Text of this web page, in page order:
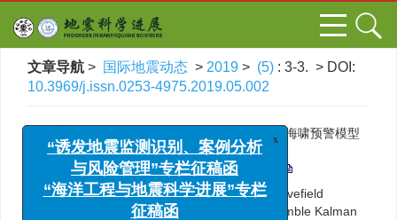
文章导航 > 国际地震动态 > 2019 > (5) : 3-3. > DOI:
10.3969/j.issn.0253-4975.2019.05.002
刘文浩, 编译. 斯坦福大学开发出新的海啸预警模型
[J]. 国际地震动态, 2019, (5): 3-3.
10.3969/j.issn.0253-4975.2019.05.002
Citation: Wenhao Liu, Translator. Tsunami wavefield
reconstruction and forecasting using the ensemble Kalman
“诱发地震监测识别、案例分析
与风险管理”专栏征稿函
“海洋工程与地震科学进展”专栏